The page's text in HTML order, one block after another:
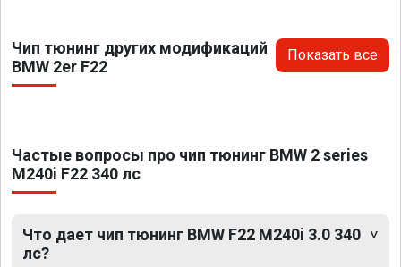
Чип тюнинг других модификаций
BMW 2er F22
Показать все
Частые вопросы про чип тюнинг BMW 2 series
M240i F22 340 лс
Что дает чип тюнинг BMW F22 M240i 3.0 340
лс?